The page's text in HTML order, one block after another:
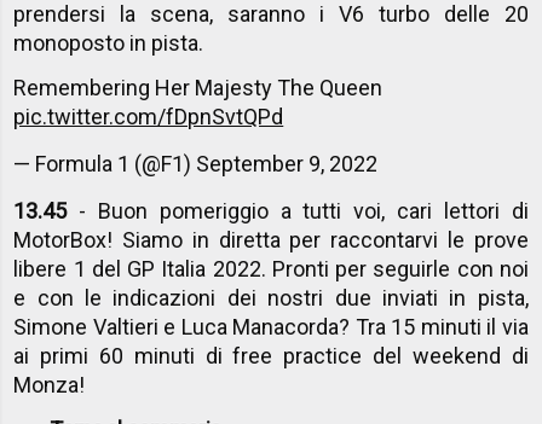
prendersi la scena, saranno i V6 turbo delle 20
monoposto in pista.
Remembering Her Majesty The Queen
pic.twitter.com/fDpnSvtQPd
— Formula 1 (@F1) September 9, 2022
13.45- Buon pomeriggio a tutti voi, cari lettori di
MotorBox! Siamo in diretta per raccontarvi le prove
libere 1 del GP Italia 2022. Pronti per seguirle con noi
e con le indicazioni dei nostri due inviati in pista,
Simone Valtieri e Luca Manacorda? Tra 15 minuti il via
ai primi 60 minuti di free practice del weekend di
Monza!